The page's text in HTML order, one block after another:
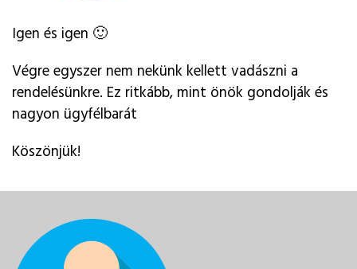
Igen és igen 🙂
Végre egyszer nem nekünk kellett vadászni a
rendelésünkre. Ez ritkább, mint önök gondolják és
nagyon ügyfélbarát
Köszönjük!